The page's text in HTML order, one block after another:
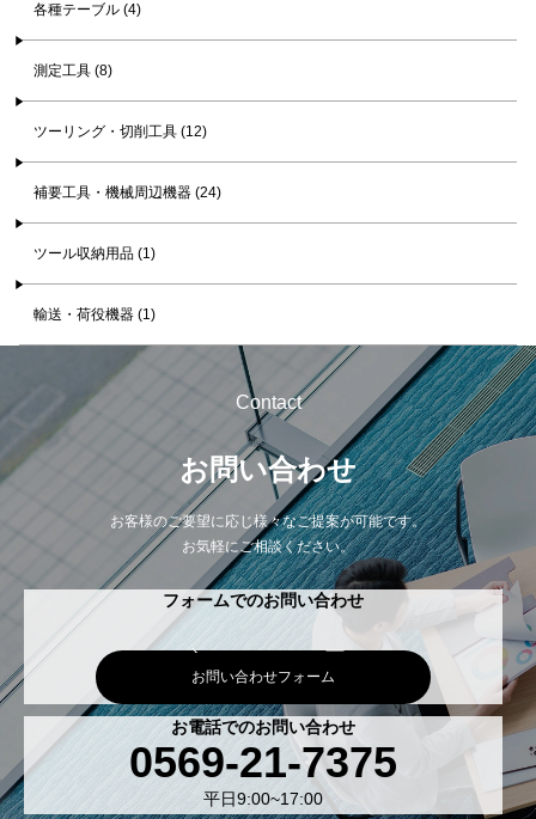
各種テーブル (4)
測定工具 (8)
ツーリング・切削工具 (12)
補要工具・機械周辺機器 (24)
ツール収納用品 (1)
輸送・荷役機器 (1)
Contact
お問い合わせ
お客様のご要望に応じ様々なご提案が可能です。
お気軽にご相談ください。
フォームでのお問い合わせ
お問い合わせフォーム
お電話でのお問い合わせ
0569-21-7375
平日9:00~17:00